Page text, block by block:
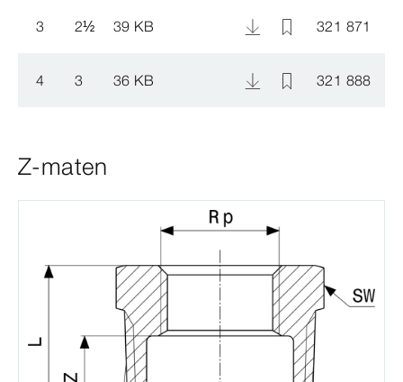
3 2½ 39 KB 321 871
4 3 36 KB 321 888
Z-maten